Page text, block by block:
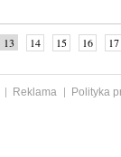
13 14 15 16 17
Reklama
Polityka